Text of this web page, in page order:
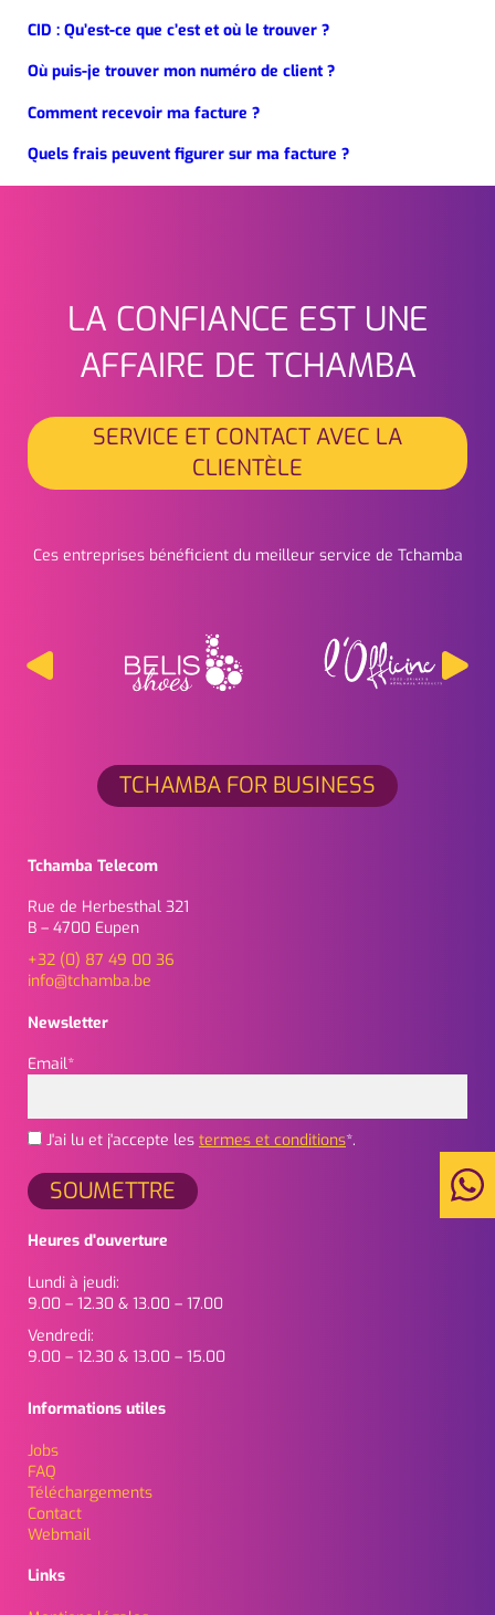
CID : Qu’est-ce que c’est et où le trouver ?
Où puis-je trouver mon numéro de client ?
Comment recevoir ma facture ?
Quels frais peuvent figurer sur ma facture ?
SeitenfussLA CONFIANCE EST UNE
AFFAIRE DE TCHAMBA
SERVICE ET CONTACT AVEC LA
CLIENTÈLE
Ces entreprises bénéficient du meilleur service de Tchamba
TCHAMBA FOR BUSINESS
Tchamba Telecom
Rue de Herbesthal 321
B – 4700 Eupen
+32 (0) 87 49 00 36
info@tchamba.be
Newsletter
Email*
J'ai lu et j'accepte les termes et conditions*.
Heures d'ouverture
Lundi à jeudi:
9.00 – 12.30 & 13.00 – 17.00
Vendredi:
9.00 – 12.30 & 13.00 – 15.00
Informations utiles
Jobs
FAQ
Téléchargements
Contact
Webmail
Links